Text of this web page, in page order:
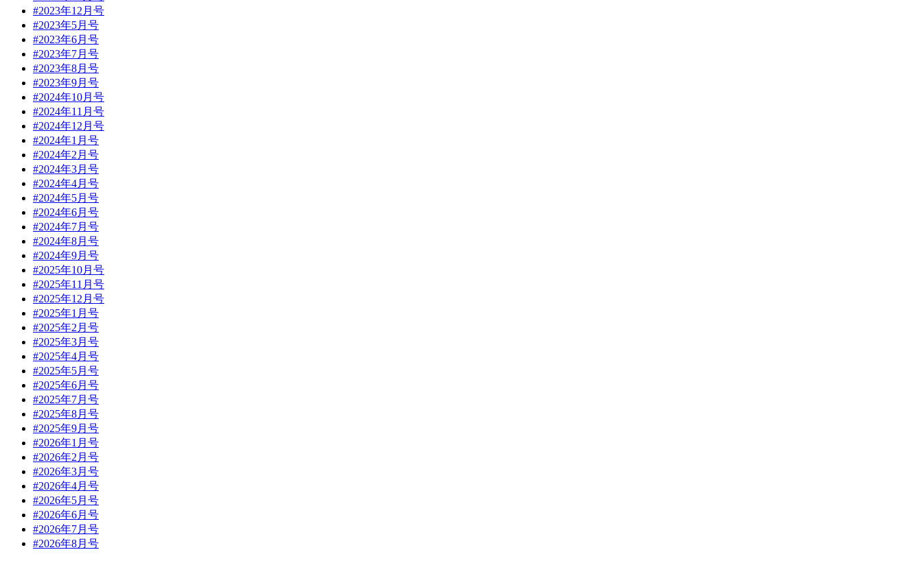
#2023年12月号
#2023年5月号
#2023年6月号
#2023年7月号
#2023年8月号
#2023年9月号
#2024年10月号
#2024年11月号
#2024年12月号
#2024年1月号
#2024年2月号
#2024年3月号
#2024年4月号
#2024年5月号
#2024年6月号
#2024年7月号
#2024年8月号
#2024年9月号
#2025年10月号
#2025年11月号
#2025年12月号
#2025年1月号
#2025年2月号
#2025年3月号
#2025年4月号
#2025年5月号
#2025年6月号
#2025年7月号
#2025年8月号
#2025年9月号
#2026年1月号
#2026年2月号
#2026年3月号
#2026年4月号
#2026年5月号
#2026年6月号
#2026年7月号
#2026年8月号